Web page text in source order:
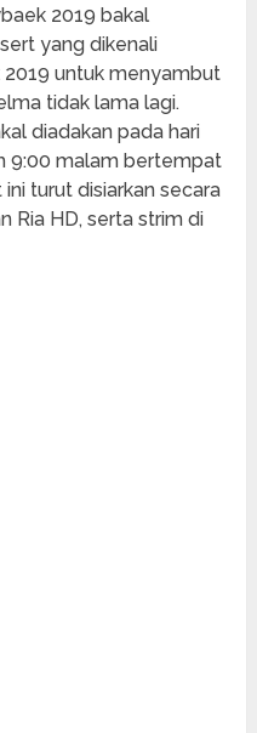
2019 bakal
yang dikenali
untuk menyambut
tidak lama lagi.
diadakan pada hari
9:00 malam bertempat
turut disiarkan secara
Ria HD, serta strim di